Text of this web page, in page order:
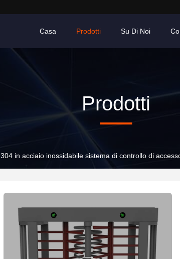
Casa Prodotti Su Di Noi
Prodotti
304 in acciaio inossidabile sistema di controllo di